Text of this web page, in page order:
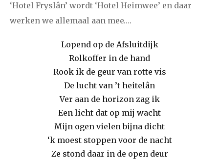
‘Hotel Fryslân’ wordt ‘Hotel Heimwee’ en daar
werken we allemaal aan mee….
Lopend op de Afsluitdijk
Rolkoffer in de hand
Rook ik de geur van rotte vis
De lucht van ’t heitelân
Ver aan de horizon zag ik
Een licht dat op mij wacht
Mijn ogen vielen bijna dicht
‘k moest stoppen voor de nacht
Ze stond daar in de open deur